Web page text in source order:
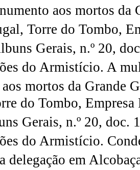
aos mortos da
Torre do Tombo,
Gerais, n.º 20,
do Armistício. A
mortos da Grande
do Tombo,
Gerais, n.º 20, doc.
do Armistício.
delegação em